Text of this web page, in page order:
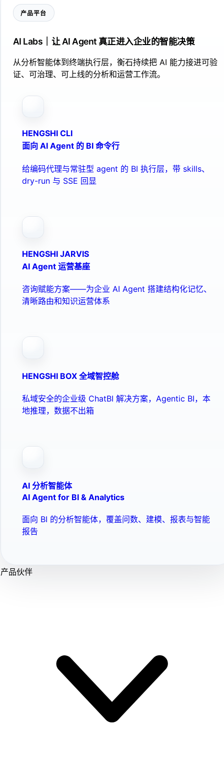
产品平台
AI Labs｜让 AI Agent 真正进入企业的智能决策
从分析智能体到终端执行层，衡石持续把 AI 能力接进可验
证、可治理、可上线的分析和运营工作流。
HENGSHI CLI
面向 AI Agent 的 BI 命令行
给编码代理与常驻型 agent 的 BI 执行层，带 skills、
dry-run 与 SSE 回显
HENGSHI JARVIS
AI Agent 运营基座
咨询赋能方案——为企业 AI Agent 搭建结构化记忆、
清晰路由和知识运营体系
HENGSHI BOX 全域智控舱
私域安全的企业级 ChatBI 解决方案，Agentic BI，本
地推理，数据不出箱
AI 分析智能体
AI Agent for BI & Analytics
面向 BI 的分析智能体，覆盖问数、建模、报表与智能
报告
产品伙伴